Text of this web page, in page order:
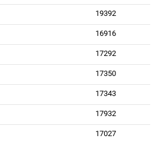
19392
16916
17292
17350
17343
17932
17027